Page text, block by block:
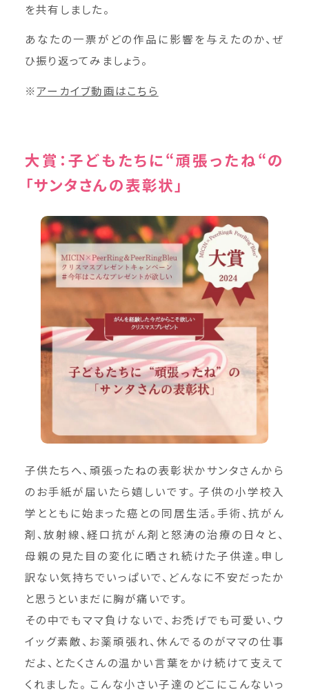
を共有しました。
あなたの一票がどの作品に影響を与えたのか、ぜ
ひ振り返ってみましょう。
※アーカイブ動画はこちら
大賞：子どもたちに“頑張ったね“の
「サンタさんの表彰状」
子供たちへ、頑張ったねの表彰状かサンタさんから
のお手紙が届いたら嬉しいです。 子供の小学校入
学とともに始まった癌との同居生活。手術、抗がん
剤、放射線、経口抗がん剤と怒涛の治療の日々と、
母親の見た目の変化に晒され続けた子供達。申し
訳ない気持ちでいっぱいで、どんなに不安だったか
と思うといまだに胸が痛いです。
その中でもママ負けないで、お禿げでも可愛い、ウ
イッグ素敵、お薬頑張れ、休んでるのがママの仕事
だよ、とたくさんの温かい言葉をかけ続けて支えて
くれました。 こんな小さい子達のどこにこんないっ